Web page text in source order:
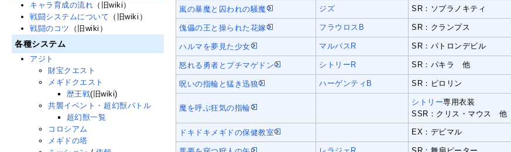
嵐の暴魔と囚われの騒魔 ジズ SR：ソプラノキティ
傀儡の王と操られた花嫁 フラウロスB SR：クランプス
ハルマを夢見た少女 マルバスR SR：パトロンデビル
怒れる勇者とプチマゲドン シトリーR SR：パキラ 他
呪いの指輪と猛き迅狼 ハーゲンティB SR：ピロリン
魔を呼ぶ狂気の指輪
シトリー専用衣装
SSR：クリス・マウス 他
ドキドキメギドの保健教室 EX：デビマル
キャラ育成の流れ （旧wiki）
戦闘システムについて （旧wiki）
戦闘のコツ
（旧wiki）
各種システム
アジト
財宝クエスト
メギドクエスト
歴王戦(旧wiki)
共襲イベント・超幻獣バトル
超幻獣一覧
コロシアム
メギドの塔